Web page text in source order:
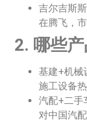
吉尔吉斯
在腾飞，
2. 哪些
基建+机械
施工设备热
汽配+二手
对中国汽